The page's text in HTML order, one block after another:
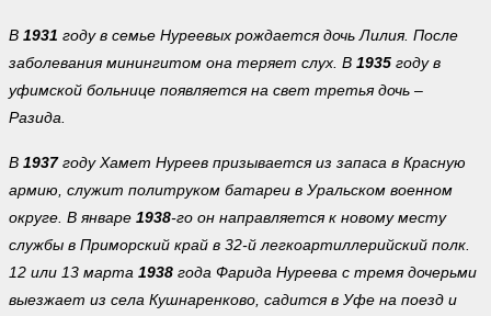
В 1931 году в семье Нуреевых рождается дочь Лилия. После
заболевания минингитом она теряет слух. В 1935 году в
уфимской больнице появляется на свет третья дочь –
Разида.
В 1937году Хамет Нуреев призывается из запаса в Красную
армию, служит политруком батареи в Уральском военном
округе. В январе 1938-го он направляется к новому месту
службы в Приморский край в 32-й легкоартиллерийский полк.
12 или 13 марта 1938 года Фарида Нуреева с тремя дочерьми
выезжает из села Кушнаренково, садится в Уфе на поезд и